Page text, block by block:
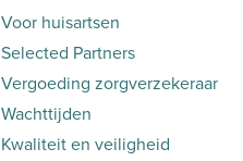
Voor huisartsen
Selected Partners
Vergoeding zorgverzekeraar
Wachttijden
Kwaliteit en veiligheid